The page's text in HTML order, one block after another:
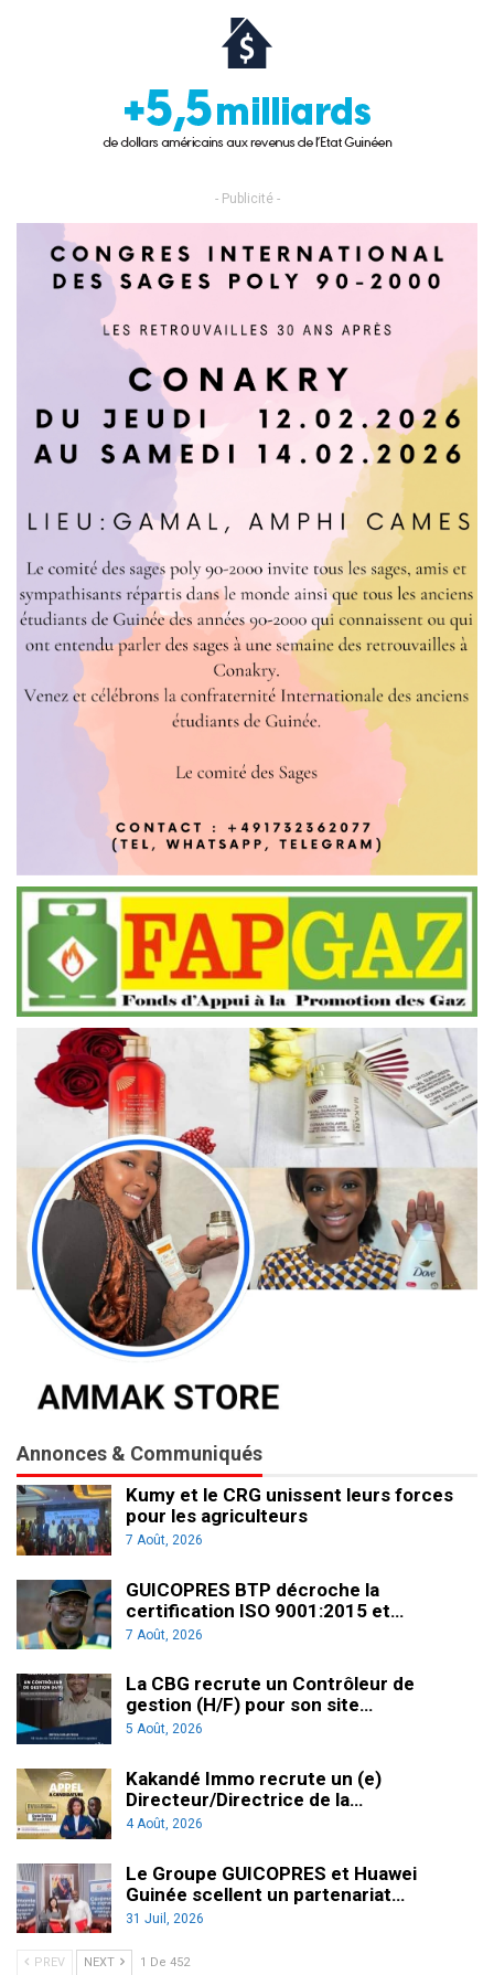
- Publicité -
Annonces & Communiqués
Kumy et le CRG unissent leurs forces
pour les agriculteurs
7 Août, 2026
GUICOPRES BTP décroche la
certification ISO 9001:2015 et…
7 Août, 2026
La CBG recrute un Contrôleur de
gestion (H/F) pour son site…
5 Août, 2026
Kakandé Immo recrute un (e)
Directeur/Directrice de la…
4 Août, 2026
Le Groupe GUICOPRES et Huawei
Guinée scellent un partenariat…
31 Juil, 2026
PREV NEXT 1 De 452